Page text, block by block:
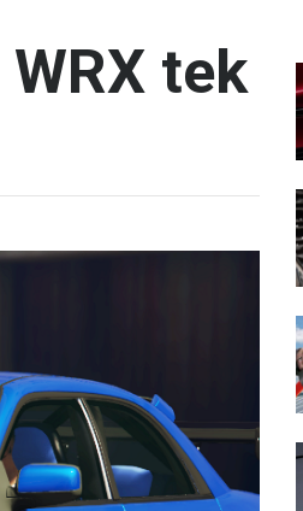
tek